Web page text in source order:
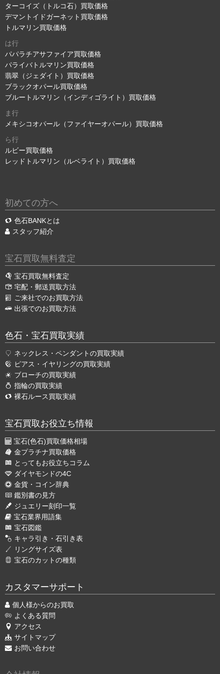
ターコイズ（トルコ石）買取価格
デマントイドガーネット買取価格
トルマリン買取価格
は行
パパラチアサファイア買取価格
パライバトルマリン買取価格
翡翠（ジェダイト）買取価格
ブラックオパール買取価格
ブルートルマリン（インディゴライト）買取価格
ま行
メキシコオパール（ファイヤーオパール）買取価格
ら行
ルビー買取価格
レッドトルマリン（ルベライト）買取価格
初めての方へ
色石BANKとは
スタッフ紹介
宝石買取無料査定
宝石買取無料査定
宅配・郵送買取方法
ご来社でのお買取方法
出張でのお買取方法
色石・宝石買取実績
ネックレス・ペンダントの買取実績
ピアス・イヤリングの買取実績
ブローチの買取実績
指輪の買取実績
裸石ルース買取実績
宝石買取お役立ち情報
宝石(色石)買取価格相場
金プラチナ買取価格
とってもお役立ちコラム
ダイヤモンドの4C
金貨・コイン辞典
鑑別書の見方
ジュエリー刻印一覧
宝石業界用語集
宝石図鑑
キャラ引き・石引き表
リングサイズ表
宝石のカットの種類
カスタマーサポート
個人様からのお買取
よくある質問
アクセス
サイトマップ
お問い合わせ